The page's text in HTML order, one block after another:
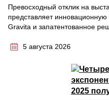
Превосходный отклик на
представляет
Gravita и запатентованное
5 августа 2026